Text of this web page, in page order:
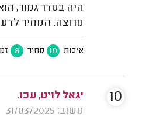
היה בסדר גמור,
מרוצה. המחיר
איכות 10 מחיר 8
יגאל לויט, עכו.
משוב: 31/03/2025
10